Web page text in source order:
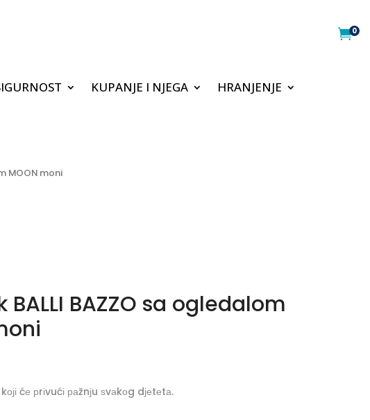
0
KUPANJE I NJEGA
HRANJENJE
MOON moni
BALLI BAZZO sa ogledalom
kојі ćе рrіvućі раžnјu ѕvаkоg dјеtеtа.